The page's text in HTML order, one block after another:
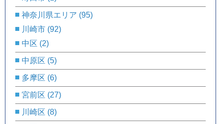
神奈川県エリア (95)
川崎市 (92)
中区 (2)
中原区 (5)
多摩区 (6)
宮前区 (27)
川崎区 (8)